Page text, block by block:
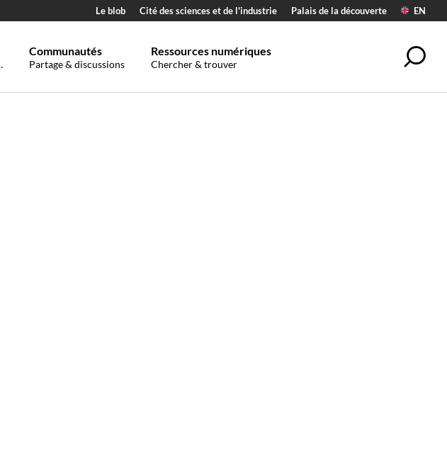
Le blob Cité des sciences et de l'industrie Palais de la découverte EN
Communautés
Partage & discussions
Ressources numériques
Chercher & trouver